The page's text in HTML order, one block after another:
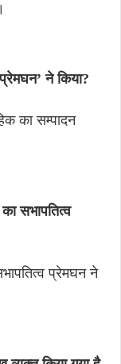
ने किया?
का सम्पादन
सभापतित्व
प्रेमघन ने